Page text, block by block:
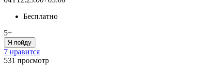
Бесплатно
5+
Я пойду
7 нравится
531 просмотр